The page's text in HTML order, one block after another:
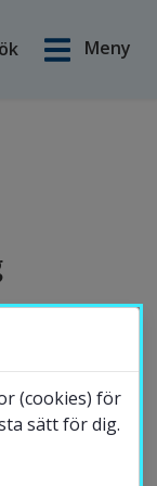
Meny
sina
Hon
Valencia
(cookies) för
sätt för dig.